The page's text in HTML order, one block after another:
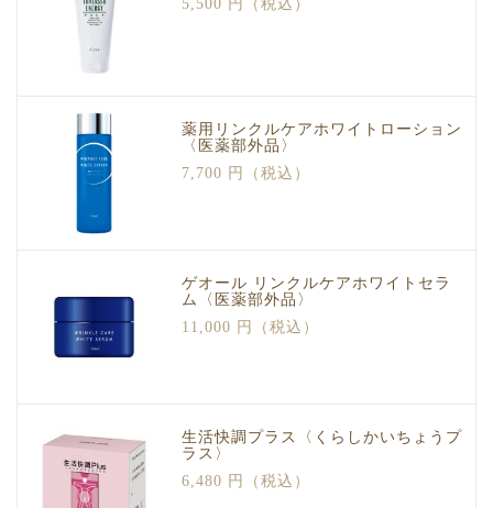
5,500 円（税込）
薬用リンクルケアホワイトローション
〈医薬部外品〉
7,700 円（税込）
ゲオール リンクルケアホワイトセラ
ム〈医薬部外品〉
11,000 円（税込）
生活快調プラス〈くらしかいちょうプ
ラス〉
6,480 円（税込）